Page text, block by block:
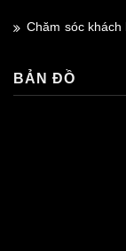
Chăm sóc
BẢN ĐỒ